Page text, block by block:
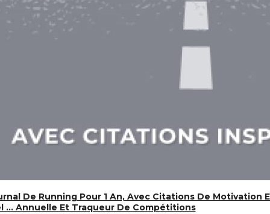
De Running Pour 1 An, Avec Citations De Motivation
… Annuelle Et Traqueur De Compétitions